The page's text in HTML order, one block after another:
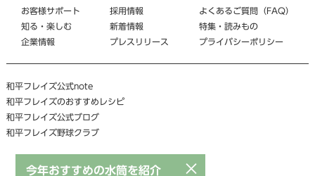
お客様サポート
知る・楽しむ
企業情報
採用情報
新着情報
プレスリリース
よくあるご質問（FAQ）
特集・読みもの
プライバシーポリシー
和平フレイズ公式note
和平フレイズのおすすめレシピ
和平フレイズ公式ブログ
和平フレイズ野球クラブ
×
今年おすすめの水筒を紹介